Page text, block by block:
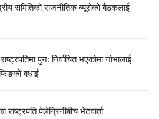
समितिको राजनीतिक ब्यूरोको बैठकलाई
पुन: निर्वाचित भएकोमा नोभालाई
बधाई
पेलेग्रिनीबीच भेटवार्ता